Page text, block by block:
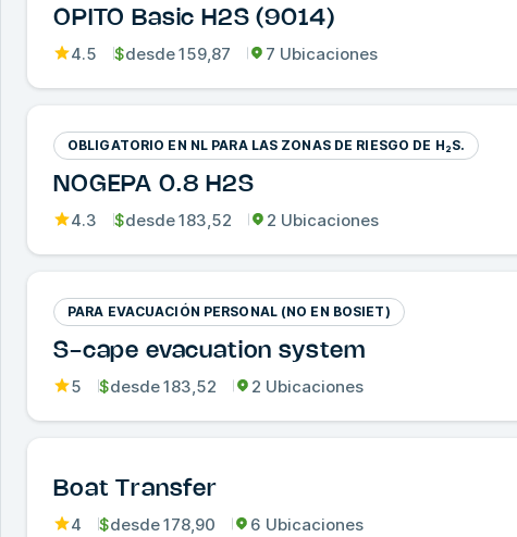
OPITO Basic H2S (9014)
4.5 $desde159,87 7 Ubicaciones
OBLIGATORIO EN NL PARA LAS ZONAS DE RIESGO DE H₂S.
NOGEPA 0.8 H2S
4.3 $desde183,52 2 Ubicaciones
PARA EVACUACIÓN PERSONAL (NO EN BOSIET)
S-cape evacuation system
5 $desde183,52 2 Ubicaciones
Boat Transfer
4 $desde178,90 6 Ubicaciones